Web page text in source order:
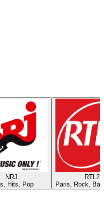
NRJ
Hits, Pop
RTL2
Paris, Rock,